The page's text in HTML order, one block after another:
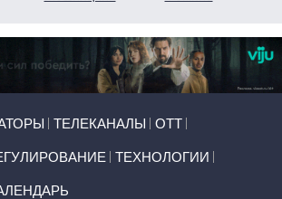
ТЕЛЕКАНАЛЫ ОТТ
ТЕХНОЛОГИИ